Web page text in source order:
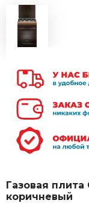
Газовая плита
коричневый